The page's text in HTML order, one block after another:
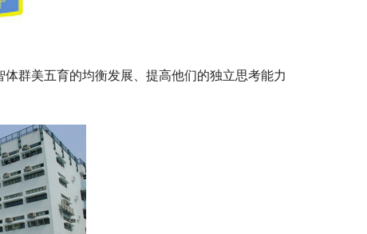
群美五育的均衡发展、提高他们的独立思考能力